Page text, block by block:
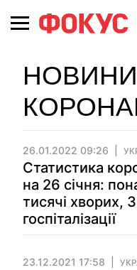
26.01.2022 09:26
Статистика
на 26 січня:
тисячі хворих,
госпіталізації
23.12.2021 17:58